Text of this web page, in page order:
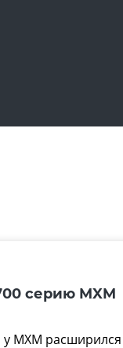
серию MXM
у МХМ расширился